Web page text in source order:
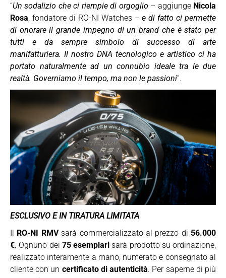
“Un sodalizio che ci riempie di orgoglio – aggiunge Nicola
Rosa , fondatore di RO-NI Watches –e di fatto ci permette
di onorare il grande impegno di un brand che è stato per
tutti e da sempre simbolo di successo di arte
manifatturiera. Il nostro DNA tecnologico e artistico ci ha
portato naturalmente ad un connubio ideale tra le due
realtà. Governiamo il tempo, ma non le passioni”.
ESCLUSIVO E IN TIRATURA LIMITATA
Il RO-NI RMVsarà commercializzato al prezzo di 56.000
€. Ognuno dei 75 esemplari sarà prodotto su ordinazione,
realizzato interamente a mano, numerato e consegnato al
cliente con un certificato di autenticità. Per saperne di più